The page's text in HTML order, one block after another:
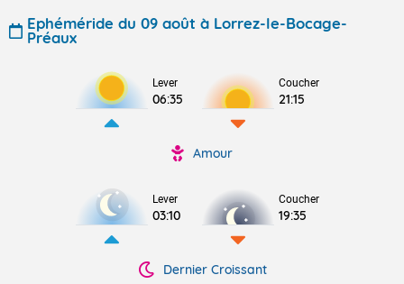
Ephéméride du 09 août à Lorrez-le-Bocage-
Préaux
Lever
06:35
Coucher
21:15
Amour
Lever
03:10
Coucher
19:35
Dernier Croissant